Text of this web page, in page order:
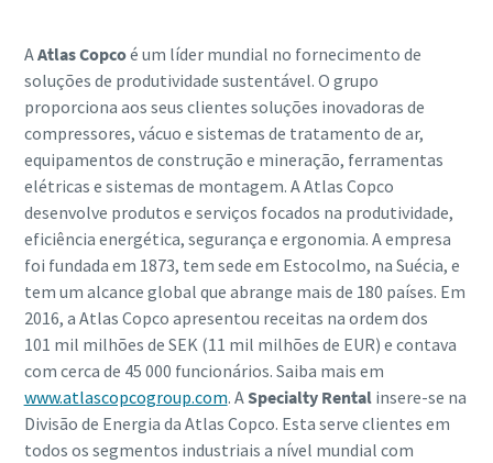
AAtlas Copcoé um líder mundial no fornecimento de
soluções de produtividade sustentável. O grupo
proporciona aos seus clientes soluções inovadoras de
compressores, vácuo e sistemas de tratamento de ar,
equipamentos de construção e mineração, ferramentas
elétricas e sistemas de montagem. A Atlas Copco
desenvolve produtos e serviços focados na produtividade,
eficiência energética, segurança e ergonomia. A empresa
foi fundada em 1873, tem sede em Estocolmo, na Suécia, e
tem um alcance global que abrange mais de 180 países. Em
2016, a Atlas Copco apresentou receitas na ordem dos
101 mil milhões de SEK (11 mil milhões de EUR) e contava
com cerca de 45 000 funcionários. Saiba mais em
www.atlascopcogroup.com. ASpecialty Rentalinsere-se na
Divisão de Energia da Atlas Copco. Esta serve clientes em
todos os segmentos industriais a nível mundial com